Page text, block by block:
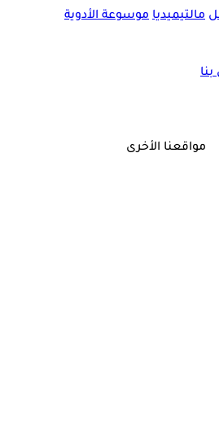
مالتيميديا موسوعة الأدوية
مواقعنا الأخرى